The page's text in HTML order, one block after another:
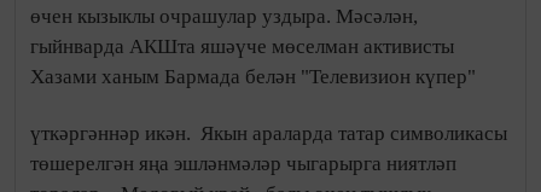
өчен кызыклы очрашулар уздыра. Мәсәлән,
гыйнварда АКШта яшәүче мөселман активисты
Хазами ханым Бармада белән "Телевизион күпер"
үткәргәннәр икән. Якын араларда татар символикасы
төшерелгән яңа эшләнмәләр чыгарырга ниятләп